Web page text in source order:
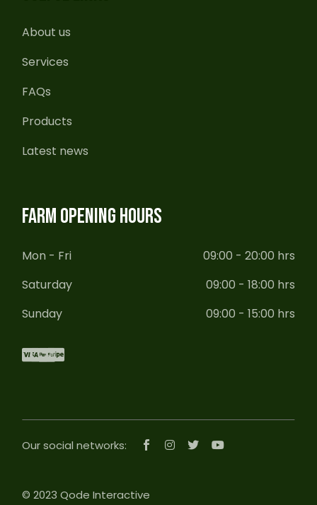
About us
Services
FAQs
Products
Latest news
FARM OPENING HOURS
Mon - Fri
09:00 - 20:00 hrs
Saturday
09:00 - 18:00 hrs
Sunday
09:00 - 15:00 hrs
Our social networks:
© 2023Qode Interactive